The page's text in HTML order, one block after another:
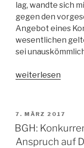
lag, wandte sich
gegen den
Angebot eines
wesentlichen
sei
„Ungewöhnlich
Gesamtpreis
weiterlesen
VERÖFFENTLICHT
AM
7. MÄRZ 2017
BGH:
Anspruch auf